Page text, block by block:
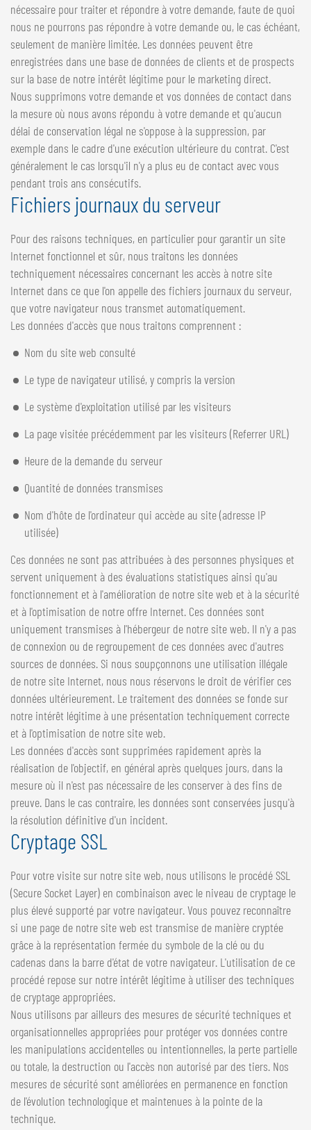
nécessaire pour traiter et répondre à votre demande, faute de quoi
nous ne pourrons pas répondre à votre demande ou, le cas échéant,
seulement de manière limitée. Les données peuvent être
enregistrées dans une base de données de clients et de prospects
sur la base de notre intérêt légitime pour le marketing direct.
Nous supprimons votre demande et vos données de contact dans
la mesure où nous avons répondu à votre demande et qu'aucun
délai de conservation légal ne s'oppose à la suppression, par
exemple dans le cadre d'une exécution ultérieure du contrat. C'est
généralement le cas lorsqu'il n'y a plus eu de contact avec vous
pendant trois ans consécutifs.
Fichiers journaux du serveur
Pour des raisons techniques, en particulier pour garantir un site
Internet fonctionnel et sûr, nous traitons les données
techniquement nécessaires concernant les accès à notre site
Internet dans ce que l'on appelle des fichiers journaux du serveur,
que votre navigateur nous transmet automatiquement.
Les données d'accès que nous traitons comprennent :
Nom du site web consulté
Le type de navigateur utilisé, y compris la version
Le système d'exploitation utilisé par les visiteurs
La page visitée précédemment par les visiteurs (Referrer URL)
Heure de la demande du serveur
Quantité de données transmises
Nom d'hôte de l'ordinateur qui accède au site (adresse IP
utilisée)
Ces données ne sont pas attribuées à des personnes physiques et
servent uniquement à des évaluations statistiques ainsi qu'au
fonctionnement et à l'amélioration de notre site web et à la sécurité
et à l'optimisation de notre offre Internet. Ces données sont
uniquement transmises à l'hébergeur de notre site web. Il n'y a pas
de connexion ou de regroupement de ces données avec d'autres
sources de données. Si nous soupçonnons une utilisation illégale
de notre site Internet, nous nous réservons le droit de vérifier ces
données ultérieurement. Le traitement des données se fonde sur
notre intérêt légitime à une présentation techniquement correcte
et à l'optimisation de notre site web.
Les données d'accès sont supprimées rapidement après la
réalisation de l'objectif, en général après quelques jours, dans la
mesure où il n'est pas nécessaire de les conserver à des fins de
preuve. Dans le cas contraire, les données sont conservées jusqu'à
la résolution définitive d'un incident.
Cryptage SSL
Pour votre visite sur notre site web, nous utilisons le procédé SSL
(Secure Socket Layer) en combinaison avec le niveau de cryptage le
plus élevé supporté par votre navigateur. Vous pouvez reconnaître
si une page de notre site web est transmise de manière cryptée
grâce à la représentation fermée du symbole de la clé ou du
cadenas dans la barre d'état de votre navigateur. L'utilisation de ce
procédé repose sur notre intérêt légitime à utiliser des techniques
de cryptage appropriées.
Nous utilisons par ailleurs des mesures de sécurité techniques et
organisationnelles appropriées pour protéger vos données contre
les manipulations accidentelles ou intentionnelles, la perte partielle
ou totale, la destruction ou l'accès non autorisé par des tiers. Nos
mesures de sécurité sont améliorées en permanence en fonction
de l'évolution technologique et maintenues à la pointe de la
technique.